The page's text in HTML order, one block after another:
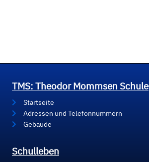
TMS: Theodor Mommsen Schule
Startseite
Adressen und Telefonnummern
Gebäude
Schulleben